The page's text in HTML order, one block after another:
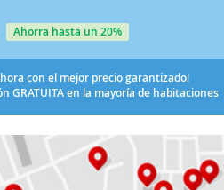
ahorra hasta un 20%
con el mejor precio garantizado!
GRATUITAen la mayoría de habitaciones